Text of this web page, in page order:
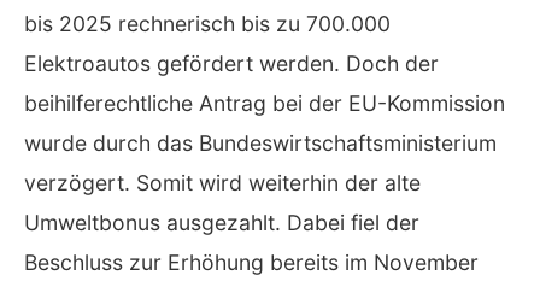
bis 2025 rechnerisch bis zu 700.000
Elektroautos gefördert werden. Doch der
beihilferechtliche Antrag bei der EU-Kommission
wurde durch das Bundeswirtschaftsministerium
verzögert. Somit wird weiterhin der alte
Umweltbonus ausgezahlt. Dabei fiel der
Beschluss zur Erhöhung bereits im November